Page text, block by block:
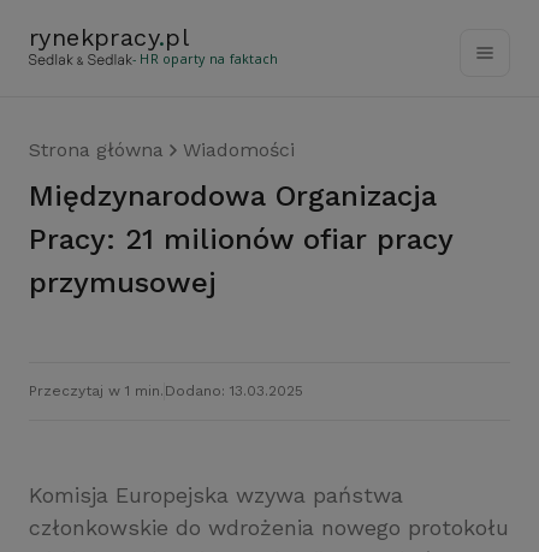
rynekpracy.pl
- HR oparty na faktach
Strona główna Wiadomości
Międzynarodowa Organizacja
Pracy: 21 milionów ofiar pracy
przymusowej
Przeczytaj w 1 min. Dodano: 13.03.2025
Komisja Europejska wzywa państwa
członkowskie do wdrożenia nowego protokołu